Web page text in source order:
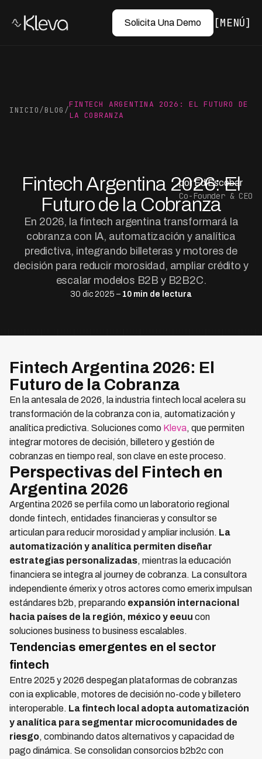
Solicita Una Demo MENÚ
INICIO/BLOG /
FINTECH ARGENTINA 2026: EL FUTURO DE
LA COBRANZA
Fintech Argentina 2026: El
Futuro de la Cobranza
En 2026, la fintech argentina transformará la
cobranza con IA, automatización y analítica
predictiva, integrando billeteras y motores de
decisión para reducir morosidad, ampliar crédito y
escalar modelos B2B y B2B2C.
30 dic 2025 – 10 min de lectura
por Ed Escobar
Co-Founder & CEO
Fintech Argentina 2026: El
Futuro de la Cobranza
En la antesala de 2026, la industria fintech local acelera su
transformación de la cobranza con ia, automatización y
analítica predictiva. Soluciones como Kleva, que permiten
integrar motores de decisión, billetero y gestión de
cobranzas en tiempo real, son clave en este proceso.
Perspectivas del Fintech en
Argentina 2026
Argentina 2026 se perfila como un laboratorio regional
donde fintech, entidades financieras y consultor se
articulan para reducir morosidad y ampliar inclusión. La
automatización y analítica permiten diseñar
estrategias personalizadas, mientras la educación
financiera se integra al journey de cobranza. La consultora
independiente émerix y otros actores como emerix impulsan
estándares b2b, preparando expansión internacional
hacia países de la región, méxico y eeuu con
soluciones business to business escalables.
Tendencias emergentes en el sector
fintech
Entre 2025 y 2026 despegan plataformas de cobranzas
con ia explicable, motores de decisión no-code y billetero
interoperable. La fintech local adopta automatización
y analítica para segmentar microcomunidades de
riesgo, combinando datos alternativos y capacidad de
pago dinámica. Se consolidan consorcios b2b2c con